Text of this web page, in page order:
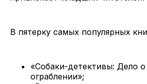
В пятерку самых популярных
«Собаки-детективы: Дело
ограблении»;